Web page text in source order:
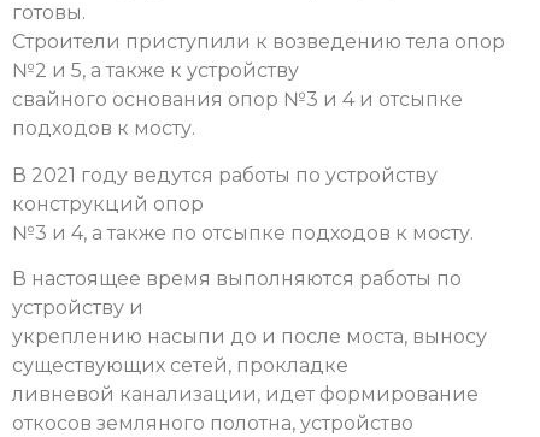
готовы.
Строители приступили к возведению тела опор
№2 и 5, а также к устройству
свайного основания опор №3 и 4 и отсыпке
подходов к мосту.
В 2021 году ведутся работы по устройству
конструкций опор
№3 и 4, а также по отсыпке подходов к мосту.
В настоящее время выполняются работы по
устройству и
укреплению насыпи до и после моста, выносу
существующих сетей, прокладке
ливневой канализации, идет формирование
откосов земляного полотна, устройство